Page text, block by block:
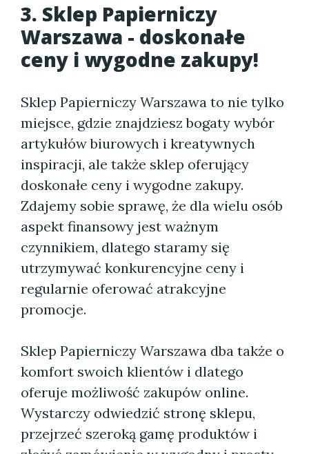
3. Sklep Papierniczy
Warszawa - doskonałe
ceny i wygodne zakupy!
Sklep Papierniczy Warszawa to nie tylko
miejsce, gdzie znajdziesz bogaty wybór
artykułów biurowych i kreatywnych
inspiracji, ale także sklep oferujący
doskonałe ceny i wygodne zakupy.
Zdajemy sobie sprawę, że dla wielu osób
aspekt finansowy jest ważnym
czynnikiem, dlatego staramy się
utrzymywać konkurencyjne ceny i
regularnie oferować atrakcyjne
promocje.
Sklep Papierniczy Warszawa dba także o
komfort swoich klientów i dlatego
oferuje możliwość zakupów online.
Wystarczy odwiedzić stronę sklepu,
przejrzeć szeroką gamę produktów i